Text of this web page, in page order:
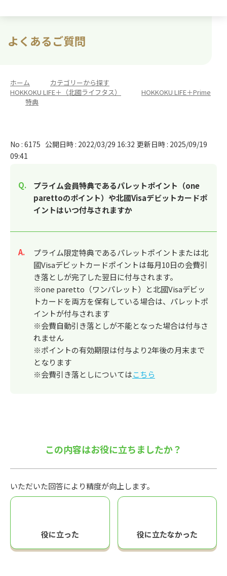
よくあるご質問
ホーム カテゴリーから探す
HOKKOKU LIFE＋（北國ライフタス）
HOKKOKU LIFE＋Prime
特典
No : 6175 公開日時 : 2022/03/29 16:32 更新日時 : 2025/09/19
09:41
プライム会員特典であるパレットポイント（one
parettoのポイント）や北國Visaデビットカードポ
イントはいつ付与されますか
回答
プライム限定特典であるパレットポイントまたは北
國Visaデビットカードポイントは毎月10日の会費引
き落としが完了した翌日に付与されます。
※one paretto（ワンパレット）と北國Visaデビッ
トカードを両方を保有している場合は、パレットポ
イントが付与されます
※会費自動引き落としが不能となった場合は付与さ
れません
※ポイントの有効期限は付与より2年後の月末まで
となります
※会費引き落としについてはこちら
この内容はお役に立ちましたか？
いただいた回答により精度が向上します。
役に立った 役に立たなかった